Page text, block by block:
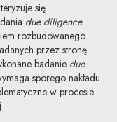
się
due diligence
rozbudowanego
przez stronę
badanie due
sporego nakładu
w procesie